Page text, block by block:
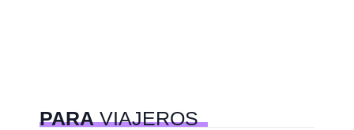
PARAVIAJEROS